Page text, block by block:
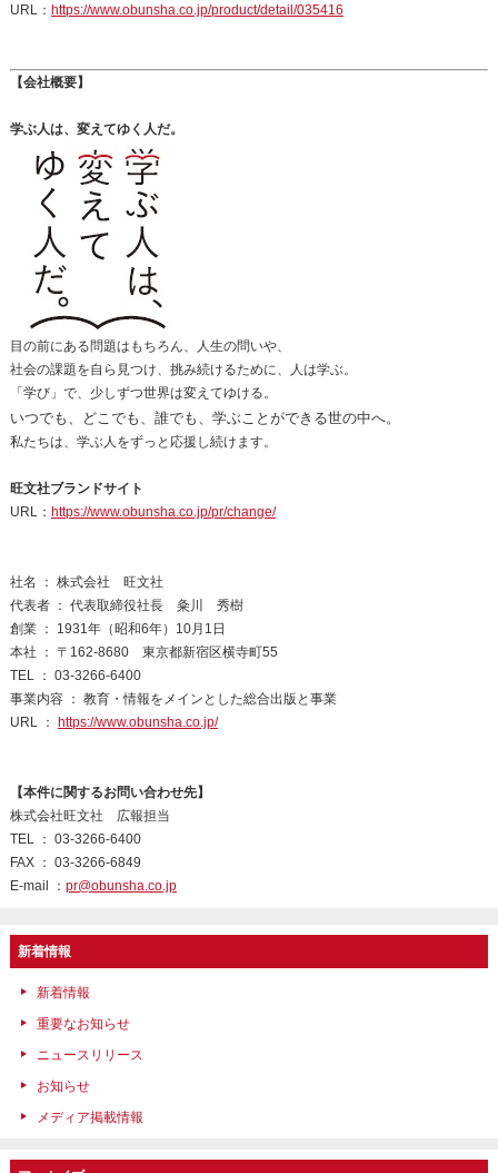
URL： https://www.obunsha.co.jp/product/detail/035416
【会社概要】
学ぶ人は、変えてゆく人だ。
目の前にある問題はもちろん、人生の問いや、
社会の課題を自ら見つけ、挑み続けるために、人は学ぶ。
「学び」で、少しずつ世界は変えてゆける。
いつでも、どこでも、誰でも、学ぶことができる世の中へ。
私たちは、学ぶ人をずっと応援し続けます。
旺文社ブランドサイト
URL： https://www.obunsha.co.jp/pr/change/
社名 ： 株式会社 旺文社
代表者 ： 代表取締役社長 粂川 秀樹
創業 ： 1931年（昭和6年）10月1日
本社 ： 〒162-8680 東京都新宿区横寺町55
TEL ： 03-3266-6400
事業内容 ： 教育・情報をメインとした総合出版と事業
URL ： https://www.obunsha.co.jp/
【本件に関するお問い合わせ先】
株式会社旺文社 広報担当
TEL ： 03-3266-6400
FAX ： 03-3266-6849
E-mail ： pr@obunsha.co.jp
新着情報
新着情報
重要なお知らせ
ニュースリリース
お知らせ
メディア掲載情報